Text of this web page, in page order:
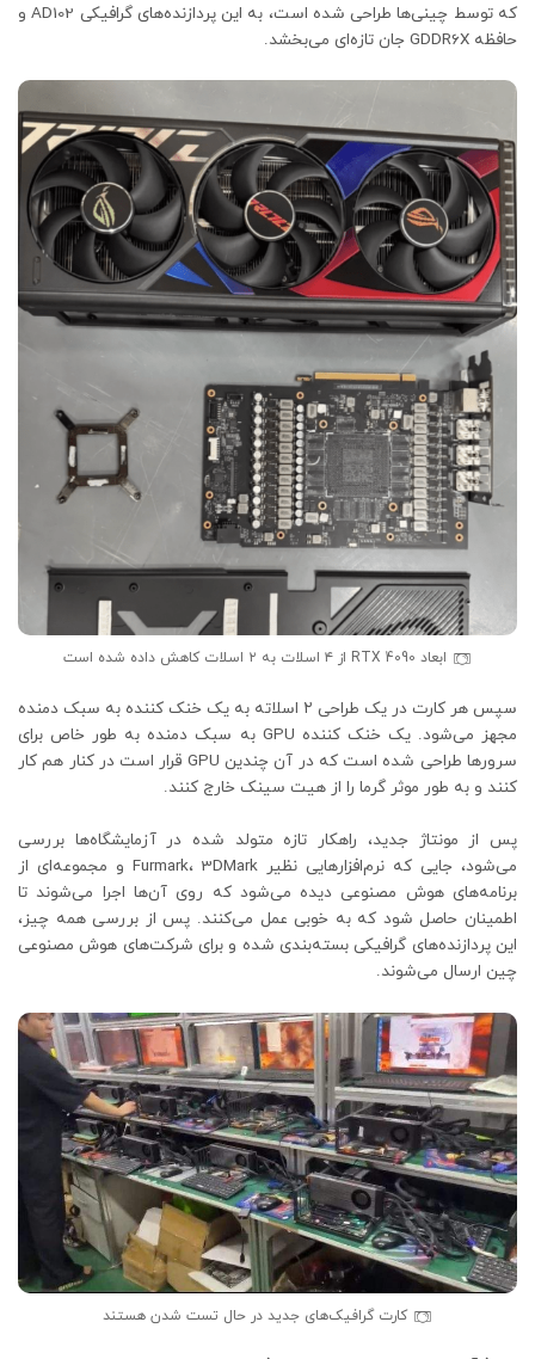
که توسط چینی‌ها طراحی شده است، به این پردازنده‌های گرافیکی AD102 و
حافظه GDDR6X جان تازه‌ای می‌بخشد.
ابعاد RTX 4090 از ۴ اسلات به ۲ اسلات کاهش داده شده است
سپس هر کارت در یک طراحی ۲ اسلاته به یک خنک کننده به سبک دمنده
مجهز می‌شود. یک خنک کننده GPU به سبک دمنده به طور خاص برای
سرورها طراحی شده است که در آن چندین GPU قرار است در کنار هم کار
کنند و به طور موثر گرما را از هیت سینک خارج کنند.
پس از مونتاژ جدید، راهکار تازه متولد شده در آزمایشگاه‌ها بررسی
می‌شود، جایی که نرم‌افزارهایی نظیر Furmark، 3DMark و مجموعه‌ای از
برنامه‌های هوش مصنوعی دیده می‌شود که روی آن‌ها اجرا می‌شوند تا
اطمینان حاصل شود که به خوبی عمل می‌کنند. پس از بررسی همه چیز،
این پردازنده‌های گرافیکی بسته‌بندی شده و برای شرکت‌های هوش مصنوعی
چین ارسال می‌شوند.
کارت گرافیک‌های جدید در حال تست شدن هستند